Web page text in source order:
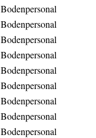
Bodenpersonal
Bodenpersonal
Bodenpersonal
Bodenpersonal
Bodenpersonal
Bodenpersonal
Bodenpersonal
Bodenpersonal
Bodenpersonal